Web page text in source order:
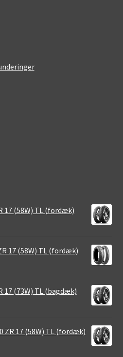
17 (58W) TL (fordæk)
17 (58W) TL (fordæk)
17 (73W) TL (bagdæk)
ZR 17 (58W) TL (fordæk)